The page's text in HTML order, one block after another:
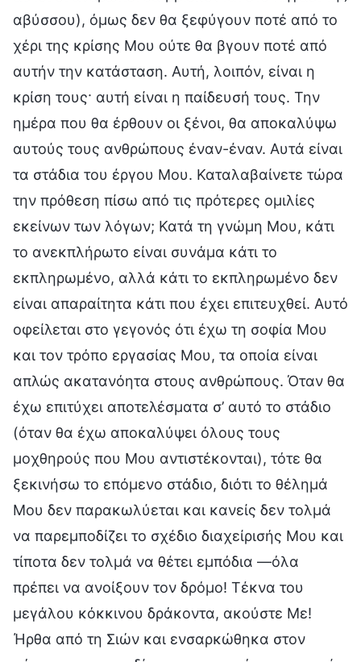
αβύσσου), όμως δεν θα ξεφύγουν ποτέ από το
χέρι της κρίσης Μου ούτε θα βγουν ποτέ από
αυτήν την κατάσταση. Αυτή, λοιπόν, είναι η
κρίση τους· αυτή είναι η παίδευσή τους. Την
ημέρα που θα έρθουν οι ξένοι, θα αποκαλύψω
αυτούς τους ανθρώπους έναν-έναν. Αυτά είναι
τα στάδια του έργου Μου. Καταλαβαίνετε τώρα
την πρόθεση πίσω από τις πρότερες ομιλίες
εκείνων των λόγων; Κατά τη γνώμη Μου, κάτι
το ανεκπλήρωτο είναι συνάμα κάτι το
εκπληρωμένο, αλλά κάτι το εκπληρωμένο δεν
είναι απαραίτητα κάτι που έχει επιτευχθεί. Αυτό
οφείλεται στο γεγονός ότι έχω τη σοφία Μου
και τον τρόπο εργασίας Μου, τα οποία είναι
απλώς ακατανόητα στους ανθρώπους. Όταν θα
έχω επιτύχει αποτελέσματα σ’ αυτό το στάδιο
(όταν θα έχω αποκαλύψει όλους τους
μοχθηρούς που Μου αντιστέκονται), τότε θα
ξεκινήσω το επόμενο στάδιο, διότι το θέλημά
Μου δεν παρακωλύεται και κανείς δεν τολμά
να παρεμποδίζει το σχέδιο διαχείρισής Μου και
τίποτα δεν τολμά να θέτει εμπόδια —όλα
πρέπει να ανοίξουν τον δρόμο! Τέκνα του
μεγάλου κόκκινου δράκοντα, ακούστε Με!
Ήρθα από τη Σιών και ενσαρκώθηκα στον